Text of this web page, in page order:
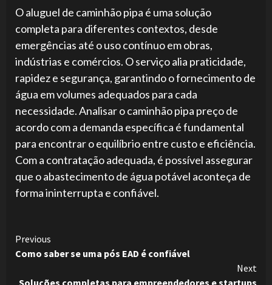
O aluguel de caminhão pipa é uma solução
completa para diferentes contextos, desde
emergências até o uso contínuo em obras,
indústrias e comércios. O serviço alia praticidade,
rapidez e segurança, garantindo o fornecimento de
água em volumes adequados para cada
necessidade. Analisar o caminhão pipa preço de
acordo com a demanda específica é fundamental
para encontrar o equilíbrio entre custo e eficiência.
Com a contratação adequada, é possível assegurar
que o abastecimento de água potável aconteça de
forma ininterrupta e confiável.
Continue
Reading
Previous
Como saber se uma pós EAD é confiável
Next
Soluções completas para empreendedores e startups